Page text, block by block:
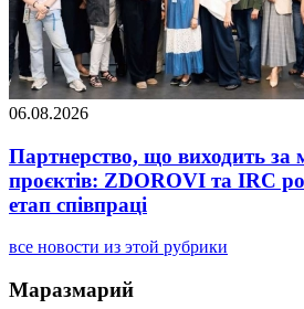
06.08.2026
Партнерство, що виходить за
проєктів: ZDOROVI та IRC
етап співпраці
все новости из этой рубрики
Маразмарий